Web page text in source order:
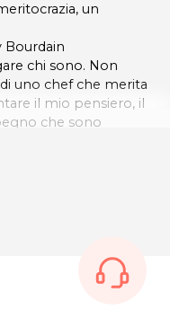
un
Bourdain
chi sono. Non
uno chef che merita
il mio pensiero, il
che sono
con il mio lavoro,
i complimenti di chi
ero piccolina,